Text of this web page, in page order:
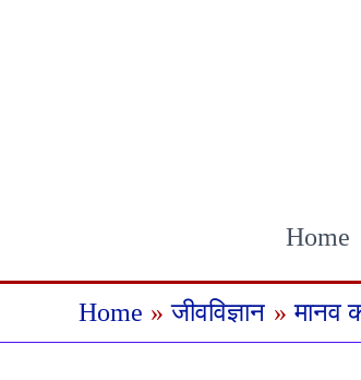
Home
Home जीवविज्ञान मानव